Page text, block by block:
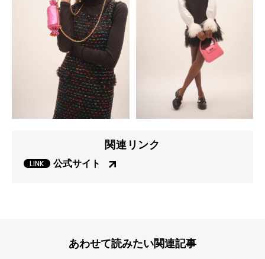
関連リンク
公式サイト
あわせて読みたい関連記事